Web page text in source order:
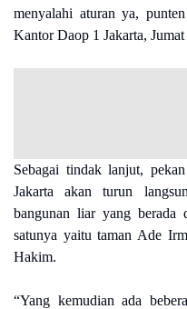
menyalahi aturan ya,
Kantor Daop 1 Jakarta,
Sebagai tindak lanjut,
Jakarta akan turun
bangunan liar yang berada
satunya yaitu taman Ade
Hakim.
“Yang kemudian ada